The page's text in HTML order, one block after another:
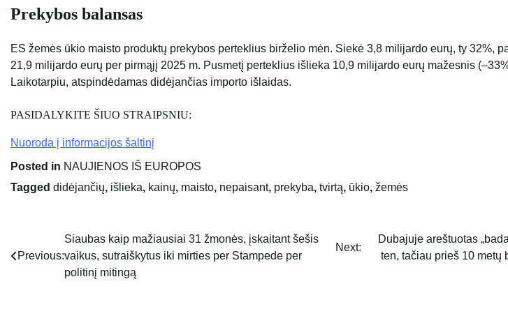
Prekybos balansas
ES žemės ūkio maisto produktų prekybos perteklius birželio mėn. Siekė 3,8 milijardo eurų, ty 32%,
21,9 milijardo eurų per pirmąjį 2025 m. Pusmetį perteklius išlieka 10,9 milijardo eurų mažesnis
Laikotarpiu, atspindėdamas didėjančias importo išlaidas.
PASIDALYKITE ŠIUO STRAIPSNIU:
Nuoroda į informacijos šaltinį
Posted in NAUJIENOS IŠ EUROPOS
Tagged didėjančių, išlieka, kainų, maisto, nepaisant, prekyba, tvirtą, ūkio, žemės
Navigacija
Previous:
Siaubas kaip mažiausiai 31 žmonės, įskaitant šešis
vaikus, sutraiškytus iki mirties per Stampede per
politinį mitingą
Next:
Dubajuje areštuotas
ten, tačiau prieš 10 metų